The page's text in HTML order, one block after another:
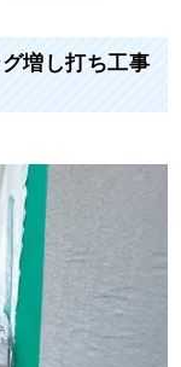
増し打ち工事